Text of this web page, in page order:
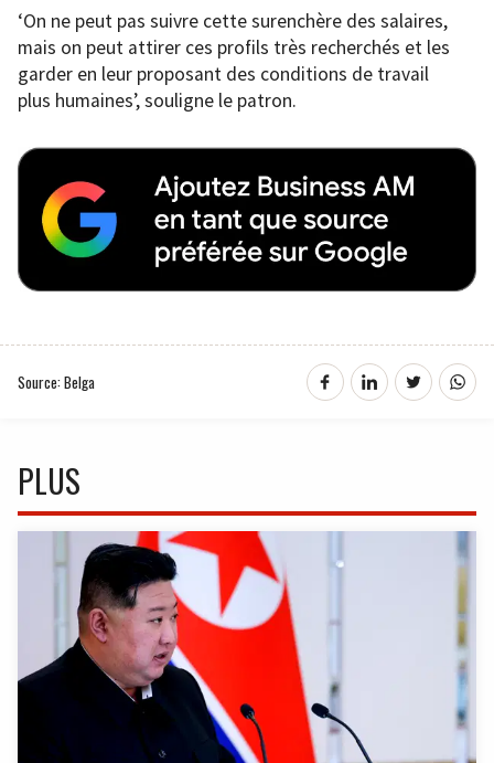
‘On ne peut pas suivre cette surenchère des salaires,
mais on peut attirer ces profils très recherchés et les
garder en leur proposant des conditions de travail
plus humaines’, souligne le patron.
Source: Belga
PLUS